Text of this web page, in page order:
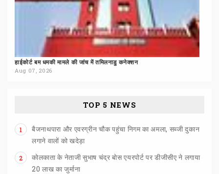
हाईकोर्ट बम धमकी मामले की जांच में तमिलनाडु कनेक्शन
Aug 07, 2026
TOP 5 NEWS
1
बैजनाथपारा और एवरग्रीन चौक पहुंचा निगम का अमला, सब्जी दुकान
लगाने वालों को खदेड़ा
2
कोलकाता के नेताजी सुभाष चंद्र बोस एयरपोर्ट पर डीजीसीए ने लगाया
20 लाख का जुर्माना